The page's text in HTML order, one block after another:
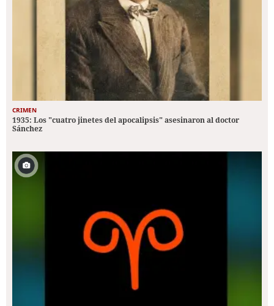
CRIMEN
1935: Los "cuatro jinetes del apocalipsis" asesinaron al doctor
Sánchez